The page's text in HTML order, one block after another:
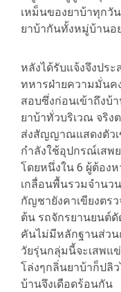
เหม็นของยาบ้าทุก
ยาบ้ากันทั้งหมู่บ้านอ
หลังได้รับแจ้งจึงประ
ทหารฝ่ายความมั่นค
สอบซึ่งก่อนเข้าถึงบ้
ยาบ้าทั่วบริเวณ จริง
ส่งสัญญาณแสดงตัว
กำลังใช้อุปกรณ์เสพ
โดยหนึ่งใน 6 ผู้ต้อง
เกลื่อนพื้นรวมจำนว
กัญชายังคาเขียงตร
ต้น รถจักรยานยนต์ดั
คันไม่มีหลักฐานส่วน
วัยรุ่นกลุ่มนี้จะเสพแ
โล่งๆกลิ่นยาบ้าก็ปลิ
บ้านจึงเดือดร้อนกัน